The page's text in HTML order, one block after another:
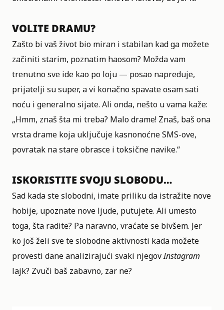
VOLITE DRAMU?
Zašto bi vaš život bio miran i stabilan kad ga možete
začiniti starim, poznatim haosom? Možda vam
trenutno sve ide kao po loju — posao napreduje,
prijatelji su super, a vi konačno spavate osam sati
noću i generalno sijate. Ali onda, nešto u vama kaže:
„Hmm, znaš šta mi treba? Malo drame! Znaš, baš ona
vrsta drame koja uključuje kasnonoćne SMS-ove,
povratak na stare obrasce i toksične navike.“
ISKORISTITE SVOJU SLOBODU…
Sad kada ste slobodni, imate priliku da istražite nove
hobije, upoznate nove ljude, putujete. Ali umesto
toga, šta radite? Pa naravno, vraćate se bivšem. Jer
ko još želi sve te slobodne aktivnosti kada možete
provesti dane analizirajući svaki njegovInstagram
lajk? Zvuči baš zabavno, zar ne?